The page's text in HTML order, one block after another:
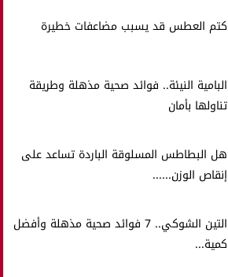
كتم العطس قد يسبب مضاعفات خطيرة
البامية النيئة.. فوائد صحية مذهلة وطريقة
تناولها بأمان
هل البطاطس المسلوقة الباردة تساعد على
إنقاص الوزن......
التين الشوكي.. 7 فوائد صحية مذهلة وأفضل
كمية...